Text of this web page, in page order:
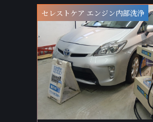
セレストケア エンジン内部洗浄